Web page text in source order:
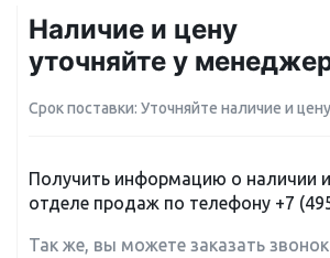
Наличие и цену
уточняйте у
Срок поставки: Уточняйте наличие и цену
Получить информацию о наличии
отделе продаж по телефону +7
Так же, вы можете заказать